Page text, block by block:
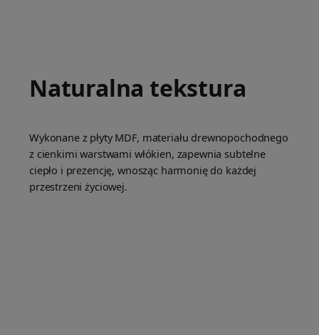
Naturalna tekstura
Wykonane z płyty MDF, materiału drewnopochodnego
z cienkimi warstwami włókien, zapewnia subtelne
ciepło i prezencję, wnosząc harmonię do każdej
przestrzeni życiowej.